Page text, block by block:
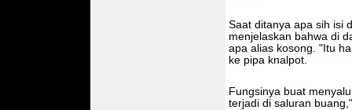
Saat ditanya apa sih isi
menjelaskan bahwa di
apa alias kosong. "Itu
ke pipa knalpot.
Fungsinya buat
terjadi di saluran